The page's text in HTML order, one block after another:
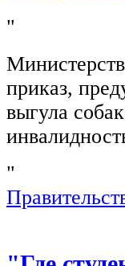
"
приказ,
выгула
"